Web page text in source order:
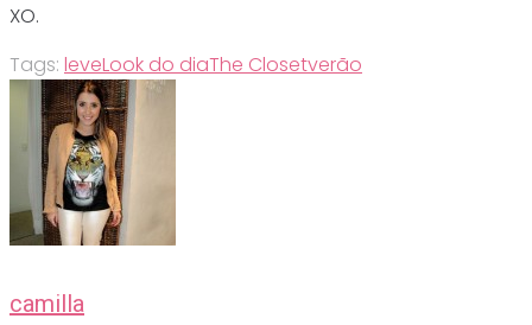
XO.
Tags: leveLook do diaThe Closetverão
camilla